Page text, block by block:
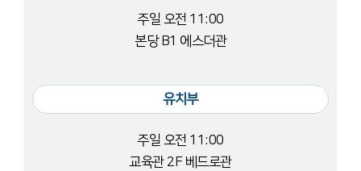
주일 오전 11:00
본당 B1 에스더관
유치부
주일 오전 11:00
교육관 2F 베드로관